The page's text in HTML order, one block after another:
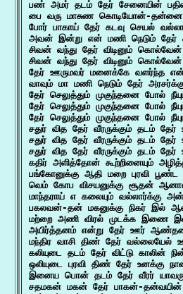
பண் அமர் தடம் தேர் சேனையின்
பை வரு மாசுண கொடியோன்-தன்னை
போர் பாகாய் தேர் கடவு செயல்
அவன் இன்று என் மணி நெடும் தேர்
சிவன் வந்து தேர் விடினும்
சிவன் வந்து தேர் விடினும்
தேர் ஊருமவர் மனைக்கே வளர்ந்த
வாவும் மா மணி நெடும் தேர்
தேர் செலுத்தும் முகுந்தனை போல்
தேர் செலுத்தும் முகுந்தனை போல்
தேர் செலுத்தும் முகுந்தனை போல்
சதுர் வித தேர் வீரருக்கும் தடம்
சதுர் வித தேர் வீரருக்கும் தடம்
சதுர் வித தேர் வீரருக்கும் தடம்
கதிர் அளித்தோன் கூற்றினையும்
பங்கோனுக்கு ஆதி மறை புரவி
வெம் கோப விசயனுக்கு சூதன்
மாந்தராய் எ கலையும் வல்லார்க்கு
பகலவன்-தன் மகனுக்கு நிகர் இல்
மற்றை அணி விரல் முடக்க இணை
அயிர்த்தனம் என்று தேர் ஊர்
மந்திர வாசி திண் தேர் வல்லையேல்
கலியுடை தடம் தேர் விட்டு காலின்
ஒலியுடை புரவி திண் தேர் உனக்கு
இனைய பொன் தடம் தேர் வீரர்
சதமகன் மகன் தேர் பாகன்-